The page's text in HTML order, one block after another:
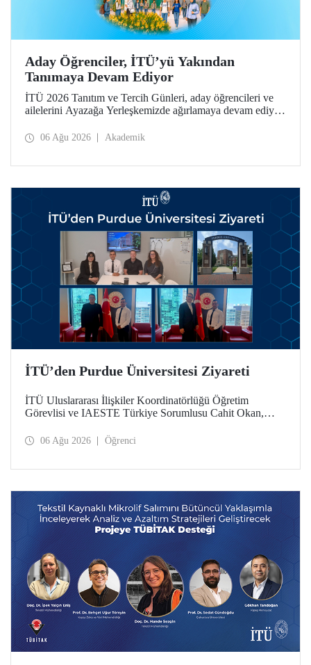
Aday Öğrenciler, İTÜ’yü Yakından
Tanımaya Devam Ediyor
İTÜ 2026 Tanıtım ve Tercih Günleri, aday öğrencileri ve
ailelerini Ayazağa Yerleşkemizde ağırlamaya devam ediyor.
ilgili fakülte ve birimler adaylara bilgi vermeye devam
06 Ağu 2026 Akademik
İTÜ’den Purdue Üniversitesi Ziyareti
İTÜ Uluslararası İlişkiler Koordinatörlüğü Öğretim
Görevlisi ve IAESTE Türkiye Sorumlusu Cahit Okan,
Temmuz tarihlerinde ABD’de dünyanın önde gelen
06 Ağu 2026 Öğrenci